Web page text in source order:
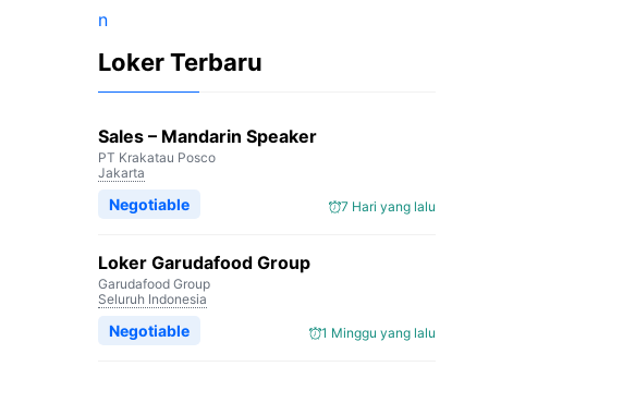
Loker Terbaru
Sales – Mandarin Speaker
PT Krakatau Posco
Jakarta
7 Hari yang lalu
Negotiable
Loker Garudafood Group
Garudafood Group
Seluruh Indonesia
1 Minggu yang lalu
Negotiable